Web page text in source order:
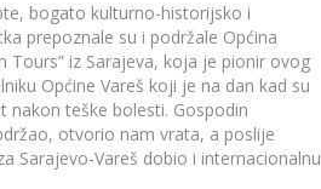
bogato kulturno-historijsko i
prepoznale su i podržale Općina
Tours” iz Sarajeva, koja je pionir ovog
Općine Vareš koji je na dan kad su
nakon teške bolesti. Gospodin
otvorio nam vrata, a poslije
Sarajevo-Vareš dobio i internacionalnu